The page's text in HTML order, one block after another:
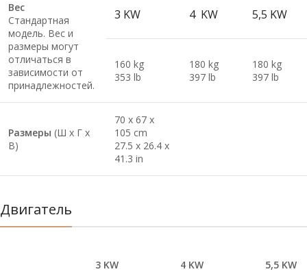
Вес
Стандартная
модель. Вес и
размеры могут
отличаться в
зависимости от
принадлежностей.
3 KW 4 KW 5,5 KW
160 kg
353 lb
180 kg
397 lb
180 kg
397 lb
Размеры (Ш х Г х
В)
70 x 67 x
105 cm
27.5 x 26.4 x
41.3 in
Двигатель
3 KW 4 KW 5,5 KW